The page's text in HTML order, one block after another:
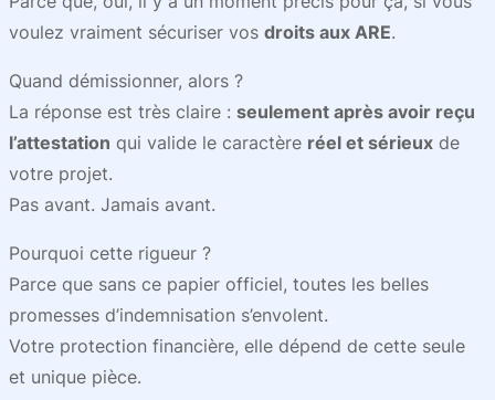
voulez vraiment sécuriser vos droits aux ARE.
Quand démissionner, alors ?
La réponse est très claire : seulement après avoir reçu
l’attestation qui valide le caractère réel et sérieux de
votre projet.
Pas avant. Jamais avant.
Pourquoi cette rigueur ?
Parce que sans ce papier officiel, toutes les belles
promesses d’indemnisation s’envolent.
Votre protection financière, elle dépend de cette seule
et unique pièce.